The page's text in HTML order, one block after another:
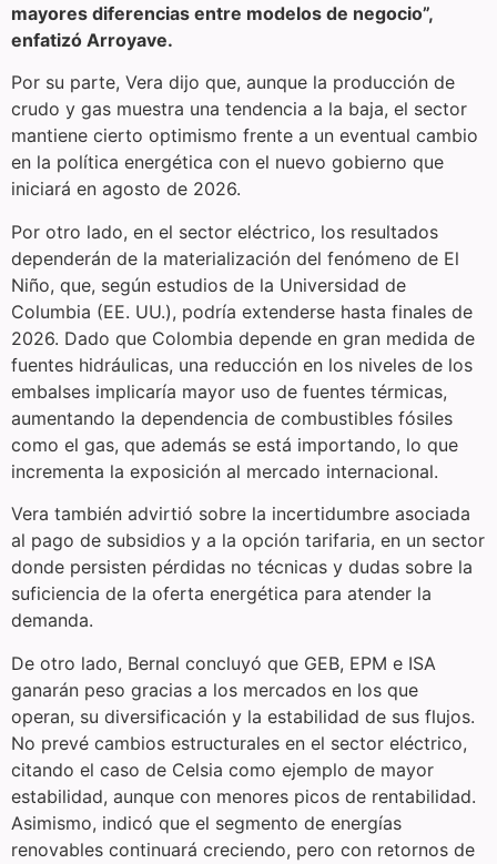
mayores diferencias entre modelos de negocio”,
enfatizó Arroyave.
Por su parte, Vera dijo que, aunque la producción de
crudo y gas muestra una tendencia a la baja, el sector
mantiene cierto optimismo frente a un eventual cambio
en la política energética con el nuevo gobierno que
iniciará en agosto de 2026.
Por otro lado, en el sector eléctrico, los resultados
dependerán de la materialización del fenómeno de El
Niño, que, según estudios de la Universidad de
Columbia (EE. UU.), podría extenderse hasta finales de
2026. Dado que Colombia depende en gran medida de
fuentes hidráulicas, una reducción en los niveles de los
embalses implicaría mayor uso de fuentes térmicas,
aumentando la dependencia de combustibles fósiles
como el gas, que además se está importando, lo que
incrementa la exposición al mercado internacional.
Vera también advirtió sobre la incertidumbre asociada
al pago de subsidios y a la opción tarifaria, en un sector
donde persisten pérdidas no técnicas y dudas sobre la
suficiencia de la oferta energética para atender la
demanda.
De otro lado, Bernal concluyó que GEB, EPM e ISA
ganarán peso gracias a los mercados en los que
operan, su diversificación y la estabilidad de sus flujos.
No prevé cambios estructurales en el sector eléctrico,
citando el caso de Celsia como ejemplo de mayor
estabilidad, aunque con menores picos de rentabilidad.
Asimismo, indicó que el segmento de energías
renovables continuará creciendo, pero con retornos de